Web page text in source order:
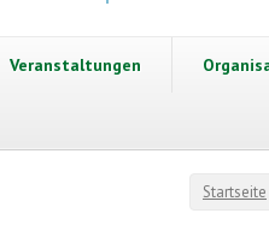
Veranstaltungen
Sie
Startseite